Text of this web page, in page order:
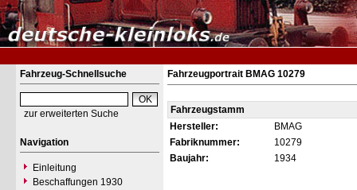
Fahrzeug-Schnellsuche
zur erweiterten Suche
Navigation
Einleitung
Beschaffungen 1930
Fahrzeugportrait BMAG 10279
Fahrzeugstamm
Hersteller:
BMAG
Fabriknummer:
10279
Baujahr:
1934